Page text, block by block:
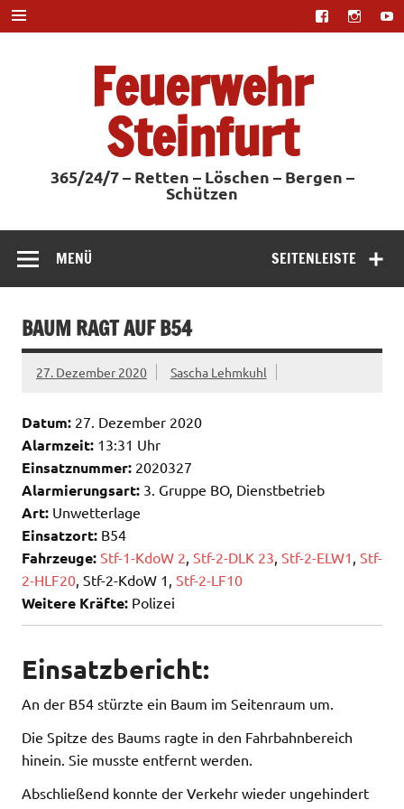
Zum
Inhalt
springen
Feuerwehr
Steinfurt
365/24/7 – Retten – Löschen – Bergen –
Schützen
SEITENLEISTE
MENÜ
BAUM RAGT AUF B54
27. Dezember 2020 Sascha Lehmkuhl
Datum: 27. Dezember 2020
Alarmzeit: 13:31 Uhr
Einsatznummer: 2020327
Alarmierungsart: 3. Gruppe BO, Dienstbetrieb
Art: Unwetterlage
Einsatzort: B54
Fahrzeuge: Stf-1-KdoW 2 Stf-2-DLK 23 Stf-2-ELW1 Stf-
2-HLF20 , Stf-2-KdoW 1, Stf-2-LF10
Weitere Kräfte: Polizei
Einsatzbericht:
An der B54 stürzte ein Baum im Seitenraum um.
Die Spitze des Baums ragte in den Fahrbahnbereich
hinein. Sie musste entfernt werden.
Abschließend konnte der Verkehr wieder ungehindert